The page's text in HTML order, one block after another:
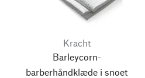
Kracht
Barleycorn-
barberhåndklæde i snoet